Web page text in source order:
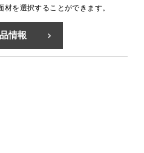
を選択することができます。
情報